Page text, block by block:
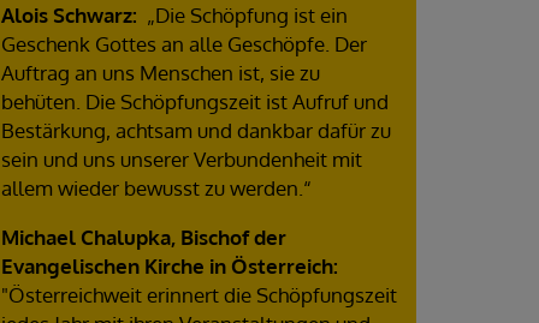
Alois Schwarz: „Die Schöpfung ist ein
Geschenk Gottes an alle Geschöpfe. Der
Auftrag an uns Menschen ist, sie zu
behüten. Die Schöpfungszeit ist Aufruf und
Bestärkung, achtsam und dankbar dafür zu
sein und uns unserer Verbundenheit mit
allem wieder bewusst zu werden.“
Michael Chalupka, Bischof der
Evangelischen Kirche in Österreich:
"Österreichweit erinnert die Schöpfungszeit